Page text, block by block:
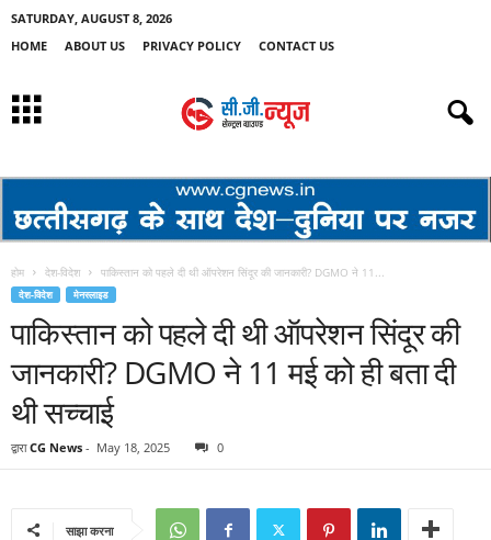
SATURDAY, AUGUST 8, 2026
HOME
ABOUT US PRIVACY POLICY CONTACT US
होम देश-विदेश पाकिस्तान को पहले दी थी ऑपरेशन सिंदूर की जानकारी? DGMO ने 11...
देश-विदेश मेनस्लाइड
पाकिस्तान को पहले दी थी ऑपरेशन सिंदूर की
जानकारी? DGMO ने 11 मई को ही बता दी
थी सच्चाई
द्वारा CG News - May 18, 2025 0
साझा करना